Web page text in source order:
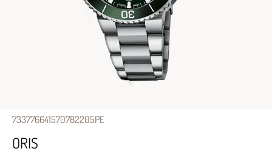
733776641570782205PE
ORIS